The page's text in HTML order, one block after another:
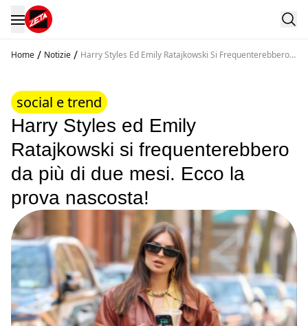
Home / Notizie / Harry Styles Ed Emily Ratajkowski Si Frequenterebbero
social e trend
Harry Styles ed Emily
Ratajkowski si frequenterebbero
da più di due mesi. Ecco la
prova nascosta!